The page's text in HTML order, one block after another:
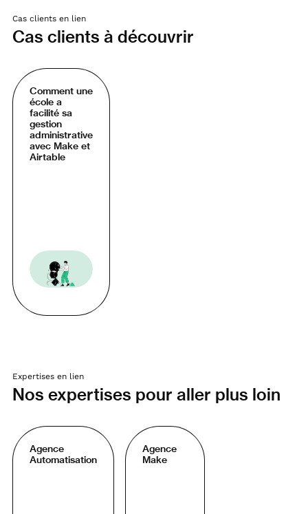
Cas clients en lien
Cas clients à découvrir
Comment une
école a
facilité sa
gestion
administrative
avec Make et
Airtable
Expertises en lien
Nos expertises pour aller plus loin
Agence
Automatisation
Agence
Make